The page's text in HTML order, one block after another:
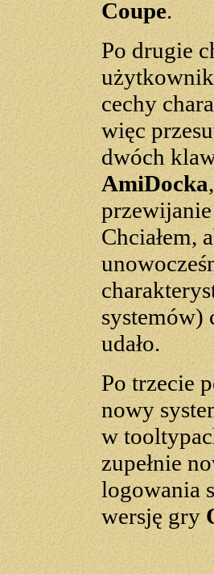
Coupe.
Po drugie
cechy
więc
dwóch
AmiDocka
Chciałem,
systemów)
udało.
Po trzecie
nowy
w
zupełnie
logowania
wersję gry